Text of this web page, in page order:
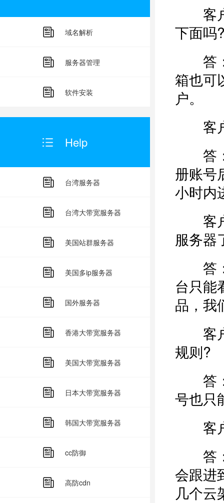
域名解析
服务器管理
软件安装
Help
台湾服务器
台湾大带宽服务器
美国站群服务器
美国多ip服务器
国外服务器
香港大带宽服务器
美国大带宽服务器
日本大带宽服务器
韩国大带宽服务器
cc防御
高防cdn
客户
下面吗
答：
箱也可
户。
客
答：
册账号
小时内
客户
服务器
答：
台只能
品，我
客户
规则?
答：
号也只
客户
答：
会跟进
几个云